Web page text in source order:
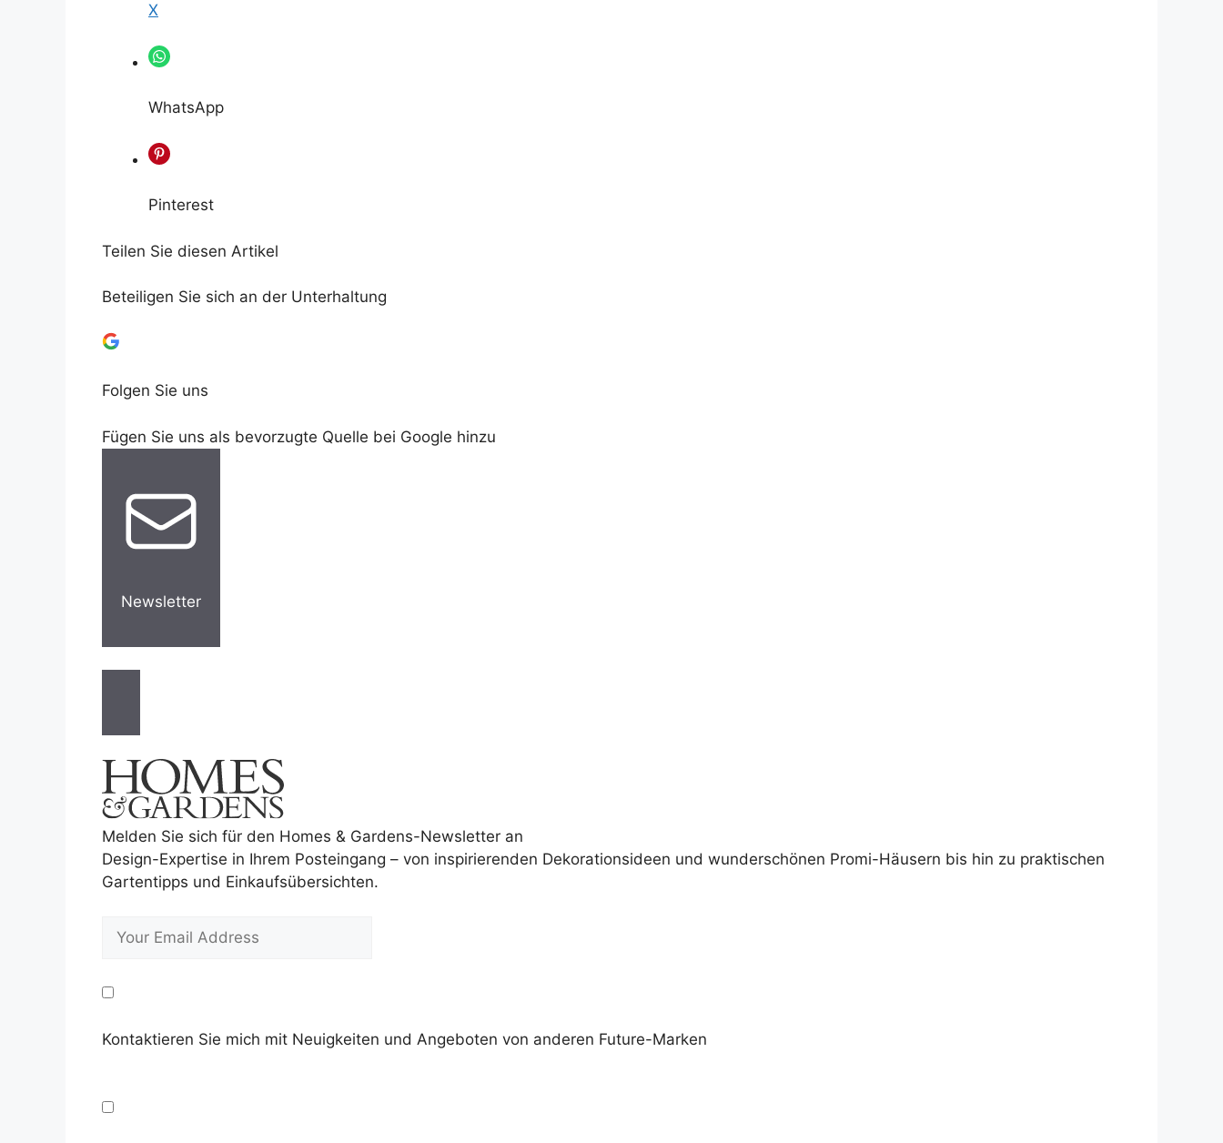
X
WhatsApp
Pinterest
Teilen Sie diesen Artikel
Beteiligen Sie sich an der Unterhaltung
Folgen Sie uns
Fügen Sie uns als bevorzugte Quelle bei Google hinzu
Newsletter
Melden Sie sich für den Homes & Gardens-Newsletter an
Design-Expertise in Ihrem Posteingang – von inspirierenden Dekorationsideen und wunderschönen Promi-Häusern bis hin zu praktischen
Gartentipps und Einkaufsübersichten.
Kontaktieren Sie mich mit Neuigkeiten und Angeboten von anderen Future-Marken